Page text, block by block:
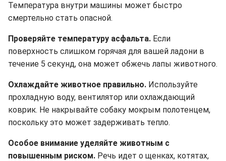
Температура внутри машины может быстро
смертельно стать опасной.
Проверяйте температуру асфальта. Если
поверхность слишком горячая для вашей ладони в
течение 5 секунд, она может обжечь лапы животного.
Охлаждайте животное правильно. Используйте
прохладную воду, вентилятор или охлаждающий
коврик. Не накрывайте собаку мокрым полотенцем,
поскольку это может задерживать тепло.
Особое внимание уделяйте животным с
повышенным риском. Речь идет о щенках, котятах,